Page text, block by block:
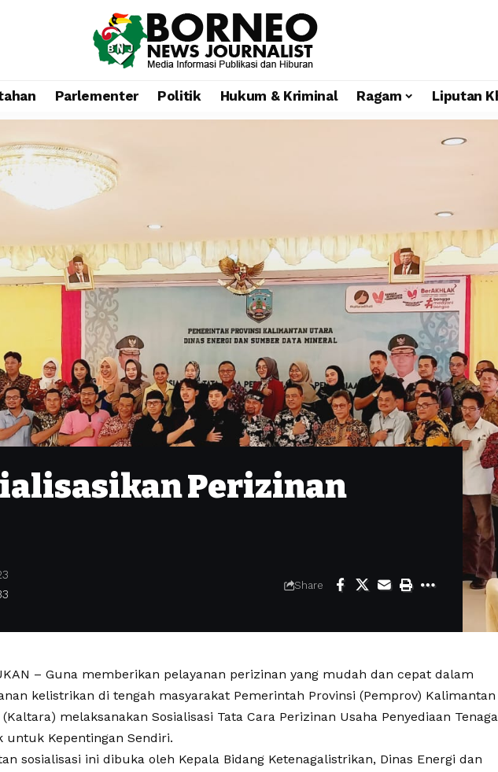
Parlementer Politik Hukum & Kriminal Ragam Liputan
Perizinan
Share
– Guna memberikan pelayanan perizinan yang mudah dan cepat dalam
kelistrikan di tengah masyarakat Pemerintah Provinsi (Pemprov) Kalimantan
melaksanakan Sosialisasi Tata Cara Perizinan Usaha Penyediaan Tenaga
untuk Kepentingan Sendiri.
sosialisasi ini dibuka oleh Kepala Bidang Ketenagalistrikan, Dinas Energi dan